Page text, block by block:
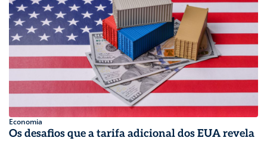
Economia
Os desafios que a tarifa adicional dos EUA revela